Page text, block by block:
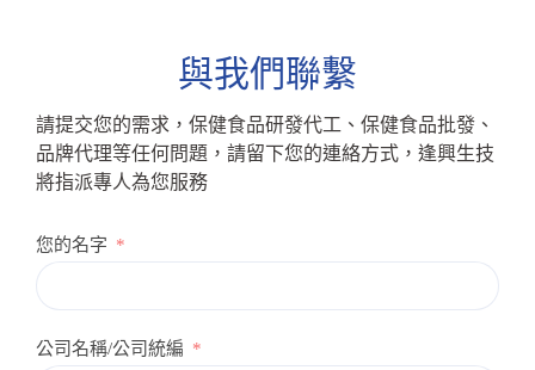
與我們聯繫
請提交您的需求，保健食品研發代工、保健食品批發、
品牌代理等任何問題，請留下您的連絡方式，逢興生技
將指派專人為您服務
您的名字
公司名稱/公司統編